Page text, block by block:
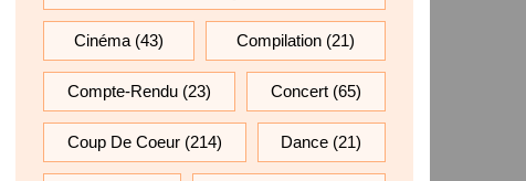
Cinéma (43) Compilation (21)
Compte-Rendu (23) Concert (65)
Coup De Coeur(214) Dance (21)